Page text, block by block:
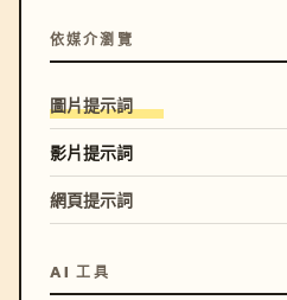
依媒介瀏覽
圖片提示詞
影片提示詞
網頁提示詞
AI 工具